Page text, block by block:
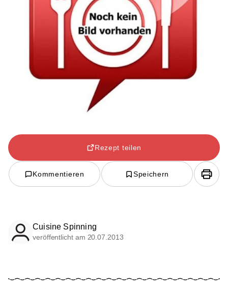
Rezept teilen
Kommentieren Speichern
Cuisine Spinning
veröffentlicht am 20.07.2013